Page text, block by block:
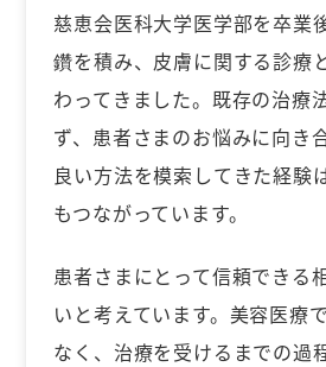
慈恵会医科大学医学部を卒業
鑽を積み、皮膚に関する診療
わってきました。既存の治療
ず、患者さまのお悩みに向き
良い方法を模索してきた経験
もつながっています。
患者さまにとって信頼できる
いと考えています。美容医療
なく、治療を受けるまでの過